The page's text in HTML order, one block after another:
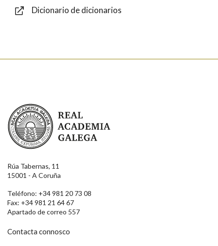
Dicionario de dicionarios
Real Academia Galega
Rúa Tabernas, 11
15001 - A Coruña
Teléfono: +34 981 20 73 08
Fax: +34 981 21 64 67
Apartado de correo 557
Contacta connosco